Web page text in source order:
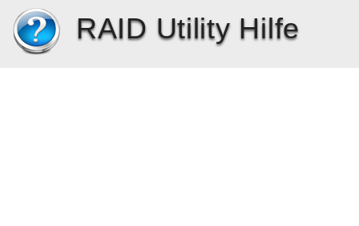
RAID Utility Hilfe